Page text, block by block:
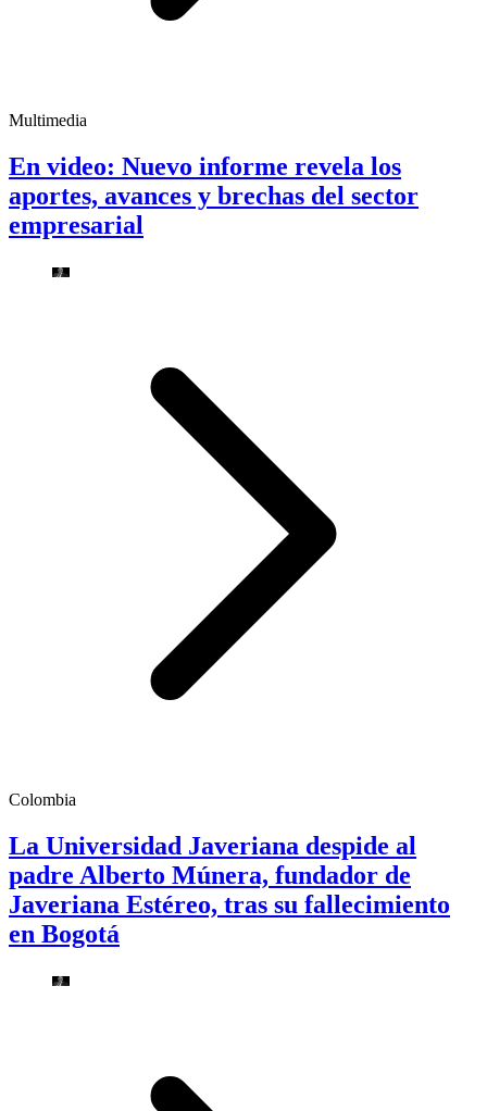
Multimedia
En video: Nuevo informe revela los
aportes, avances y brechas del sector
empresarial
Colombia
La Universidad Javeriana despide al
padre Alberto Múnera, fundador de
Javeriana Estéreo, tras su fallecimiento
en Bogotá